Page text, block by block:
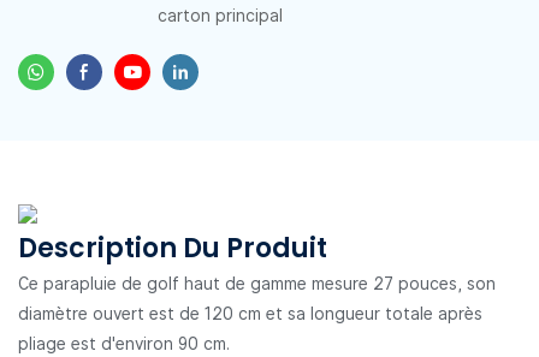
carton principal
Description Du Produit
Ce parapluie de golf haut de gamme mesure 27 pouces, son
diamètre ouvert est de 120 cm et sa longueur totale après
pliage est d'environ 90 cm.